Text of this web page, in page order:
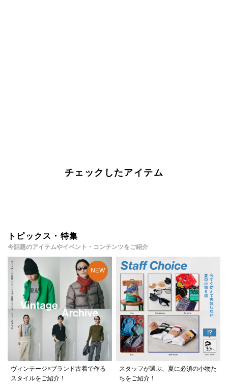
チェックしたアイテム
トピックス・特集
今話題のアイテムやイベント・コンテンツをご紹介
ヴィンテージ×ブランド古着で作る
スタイルをご紹介！
スタッフが選ぶ、夏に必須の小物た
ちをご紹介！